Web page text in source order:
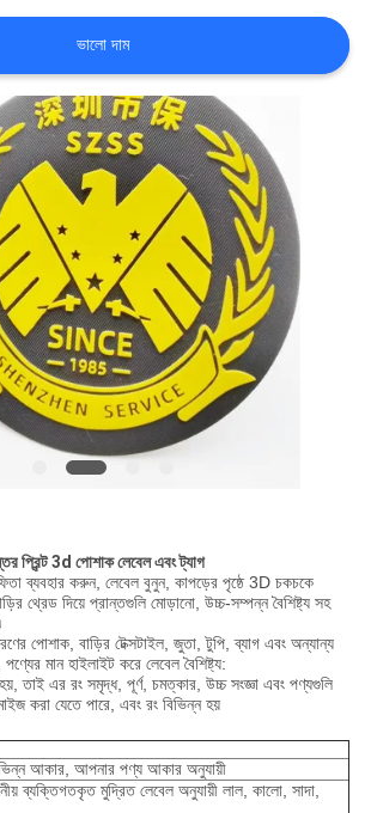
ভালো দাম
প্রিন্ট 3d পোশাক লেবেল এবং ট্যাগ
ব্যবহার করুন, লেবেল বুনুন, কাপড়ের পৃষ্ঠে 3D চকচকে
থ্রেড দিয়ে প্রান্তগুলি মোড়ানো, উচ্চ-সম্পন্ন বৈশিষ্ট্য সহ
পোশাক, বাড়ির টেক্সটাইল, জুতা, টুপি, ব্যাগ এবং অন্যান্য
মান হাইলাইট করে লেবেল বৈশিষ্ট্য:
তাই এর রং সমৃদ্ধ, পূর্ণ, চমত্কার, উচ্চ সংজ্ঞা এবং পণ্যগুলি
করা যেতে পারে, এবং রং বিভিন্ন হয়
আকার, আপনার পণ্য আকার অনুযায়ী
ব্যক্তিগতকৃত মুদ্রিত লেবেল অনুযায়ী লাল, কালো, সাদা,